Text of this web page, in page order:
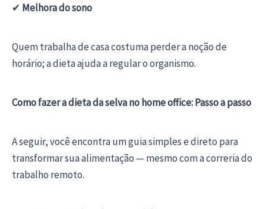
✔ Melhora do sono
Quem trabalha de casa costuma perder a noção de
horário; a dieta ajuda a regular o organismo.
Como fazer a dieta da selva no home office: Passo a passo
A seguir, você encontra um guia simples e direto para
transformar sua alimentação — mesmo com a correria do
trabalho remoto.